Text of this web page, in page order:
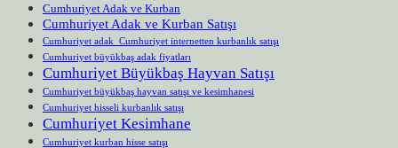
Cumhuriyet Adak ve Kurban
Cumhuriyet Adak ve Kurban Satışı
Cumhuriyet adak Cumhuriyet internetten kurbanlık satışı
Cumhuriyet büyükbaş adak fiyatları
Cumhuriyet Büyükbaş Hayvan Satışı
Cumhuriyet büyükbaş hayvan satışı ve kesimhanesi
Cumhuriyet hisseli kurbanlık satışı
Cumhuriyet Kesimhane
Cumhuriyet kurban hisse satışı